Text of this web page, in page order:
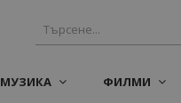
МУЗИКА ФИЛМИ